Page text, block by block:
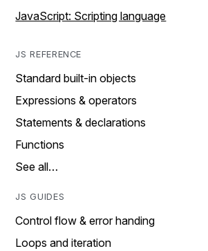
JavaScript: Scripting language
JS REFERENCE
Standard built-in objects
Expressions & operators
Statements & declarations
Functions
See all…
JS GUIDES
Control flow & error handing
Loops and iteration